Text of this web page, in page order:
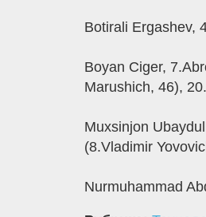
Botirali Ergashev,
Boyan Ciger,
Marushich, 46),
Muxsinjon
(8.Vladimir
Nurmuhammad